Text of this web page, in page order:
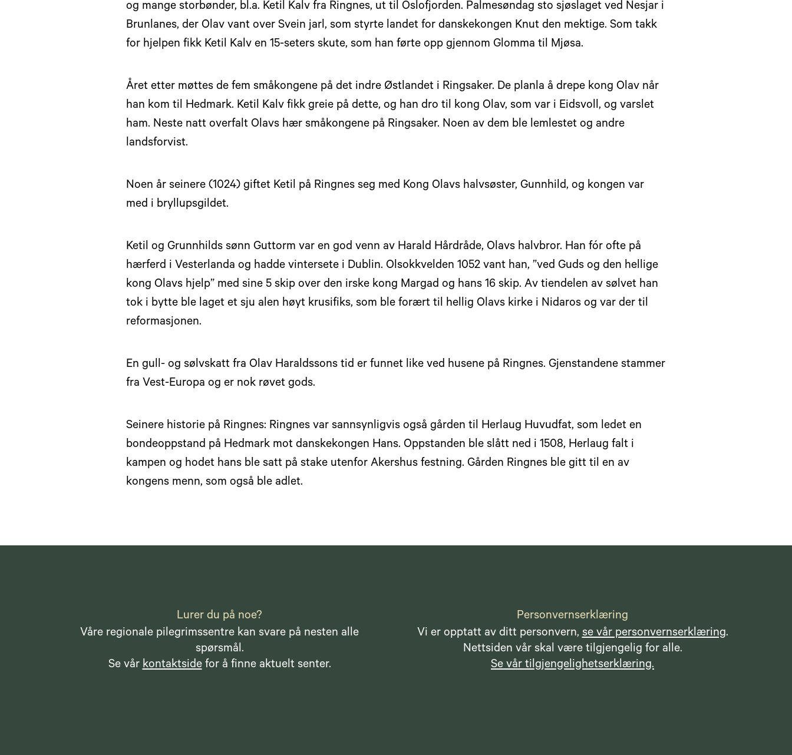
og mange storbønder, bl.a. Ketil Kalv fra Ringnes, ut til Oslofjorden. Palmesøndag sto sjøslaget ved Nesjar i
Brunlanes, der Olav vant over Svein jarl, som styrte landet for danskekongen Knut den mektige. Som takk
for hjelpen fikk Ketil Kalv en 15-seters skute, som han førte opp gjennom Glomma til Mjøsa.
Året etter møttes de fem småkongene på det indre Østlandet i Ringsaker. De planla å drepe kong Olav når
han kom til Hedmark. Ketil Kalv fikk greie på dette, og han dro til kong Olav, som var i Eidsvoll, og varslet
ham. Neste natt overfalt Olavs hær småkongene på Ringsaker. Noen av dem ble lemlestet og andre
landsforvist.
Noen år seinere (1024) giftet Ketil på Ringnes seg med Kong Olavs halvsøster, Gunnhild, og kongen var
med i bryllupsgildet.
Ketil og Grunnhilds sønn Guttorm var en god venn av Harald Hårdråde, Olavs halvbror. Han fór ofte på
hærferd i Vesterlanda og hadde vintersete i Dublin. Olsokkvelden 1052 vant han, ”ved Guds og den hellige
kong Olavs hjelp” med sine 5 skip over den irske kong Margad og hans 16 skip. Av tiendelen av sølvet han
tok i bytte ble laget et sju alen høyt krusifiks, som ble forært til hellig Olavs kirke i Nidaros og var der til
reformasjonen.
En gull- og sølvskatt fra Olav Haraldssons tid er funnet like ved husene på Ringnes. Gjenstandene stammer
fra Vest-Europa og er nok røvet gods.
Seinere historie på Ringnes: Ringnes var sannsynligvis også gården til Herlaug Huvudfat, som ledet en
bondeoppstand på Hedmark mot danskekongen Hans. Oppstanden ble slått ned i 1508, Herlaug falt i
kampen og hodet hans ble satt på stake utenfor Akershus festning. Gården Ringnes ble gitt til en av
kongens menn, som også ble adlet.
Lurer du på noe?
Våre regionale pilegrimssentre kan svare på nesten alle
spørsmål.
Se vårkontaktsidefor å finne aktuelt senter.
Personvernserklæring
Vi er opptatt av ditt personvern,se vår personvernserklæring.
Nettsiden vår skal være tilgjengelig for alle.
Se vår tilgjengelighetserklæring.